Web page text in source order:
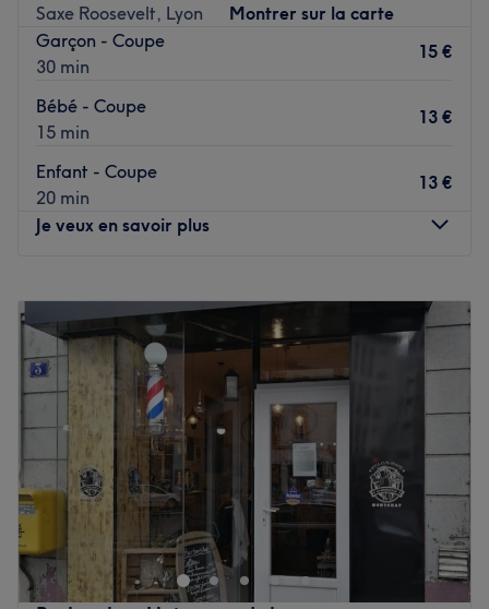
Saxe Roosevelt, Lyon
Montrer sur la carte
Garçon - Coupe
30 min
15 €
Bébé - Coupe
15 min
13 €
Enfant - Coupe
20 min
13 €
Je veux en savoir plus
19:15
Mercredi
09:15–19:15
Jeudi
09:15
Vendredi
09:15
Samedi
19:15
Dimanche
Messieurs, poussez sans plus tarder les portes du Barber
29eme Rue Coiffure, votre coiffeur et barbier dans le 1er
arrondisselent de Lyon. Vous aurez l’occasion de vous
laisser aller entre les mains expertes de votre coiffeur
barbier Amor our un véritable barber service.